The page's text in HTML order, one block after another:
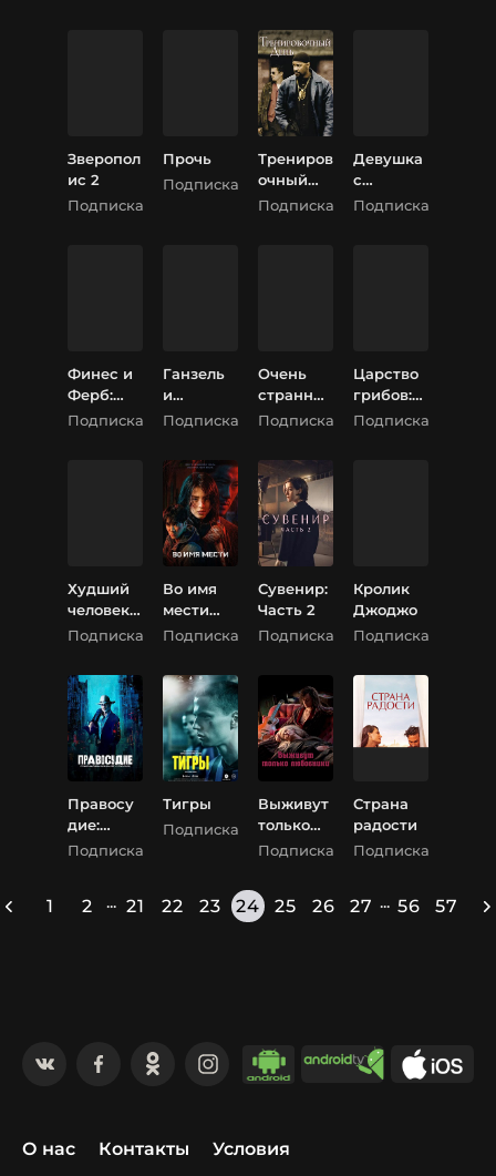
Зверопол
ис 2
Подписка
Прочь
Подписка
Трениров
очный
день
Подписка
Девушка
с
татуиров
Подписка
Финес и
Ферб:
Покорен
Подписка
Ганзель
и
Гретель:
«Спящая
красавиц
а»
Подписка
Очень
странны
е дела
ные
события)
(5 Сезон)
Подписка
Царство
грибов:
Паутина
Подписка
Худший
человек
на свете
Подписка
Во имя
мести
(Моё
Подписка
Сувенир:
Часть 2
Подписка
Кролик
Джоджо
Подписка
Правосу
дие:
Первобы
Подписка
Тигры
Подписка
Выживут
только
любовни
Подписка
Страна
радости
Подписка
1 2 ... 21 22 23 24 25 26 27 ... 56 57
О нас Контакты
Условия